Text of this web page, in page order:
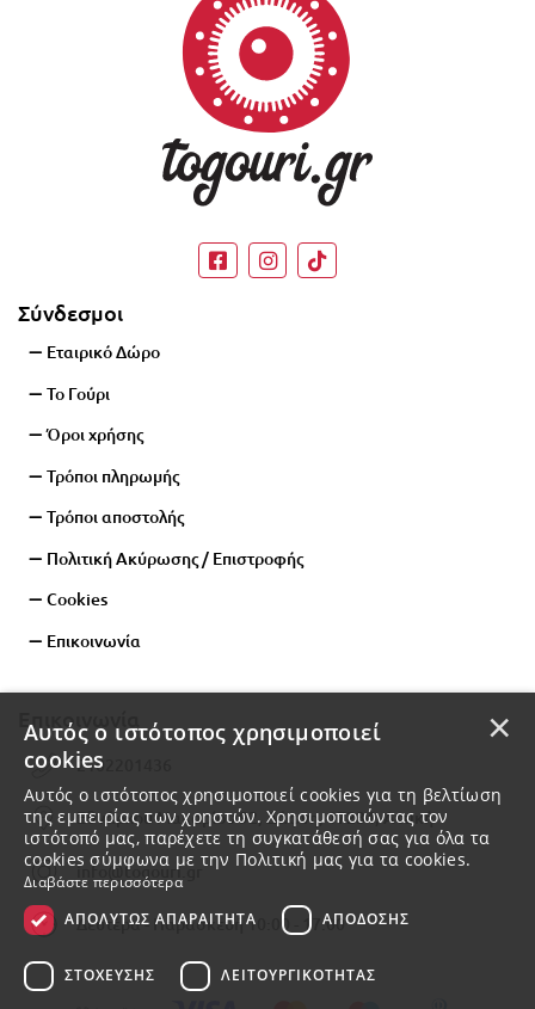
Σύνδεσμοι
Εταιρικό Δώρο
Το Γούρι
Όροι χρήσης
Τρόποι πληρωμής
Τρόποι αποστολής
Πολιτική Ακύρωσης / Επιστροφής
Cookies
Επικοινωνία
Επικοινωνία
2102201436
Εθνάρχου Μακαρίου 92, Δάφνη, 17234, Αττική
info@togouri.gr
Δευτέρα - Παρασκευή 10:00 - 17:00
×
Αυτός ο ιστότοπος χρησιμοποιεί
cookies
Αυτός ο ιστότοπος χρησιμοποιεί cookies για τη βελτίωση
της εμπειρίας των χρηστών. Χρησιμοποιώντας τον
ιστότοπό μας, παρέχετε τη συγκατάθεσή σας για όλα τα
cookies σύμφωνα με την Πολιτική μας για τα cookies.
Διαβάστε περισσότερα
ΑΠΟΛΎΤΩΣ ΑΠΑΡΑΊΤΗΤΑ
ΑΠΌΔΟΣΗΣ
ΣΤΌΧΕΥΣΗΣ ΛΕΙΤΟΥΡΓΙΚΌΤΗΤΑΣ